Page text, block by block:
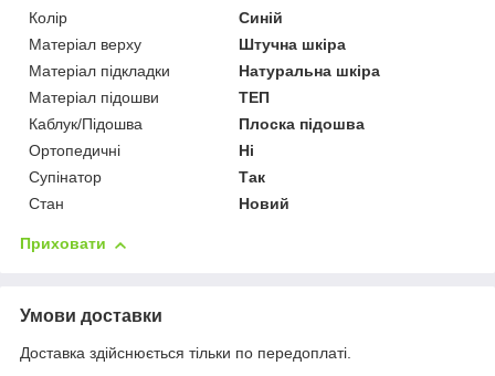
Колір
Синій
Матеріал верху
Штучна шкіра
Матеріал підкладки
Натуральна шкіра
Матеріал підошви
ТЕП
Каблук/Підошва
Плоска підошва
Ортопедичні
Ні
Супінатор
Так
Стан
Новий
Приховати
Умови доставки
Доставка здійснюється тільки по передоплаті.